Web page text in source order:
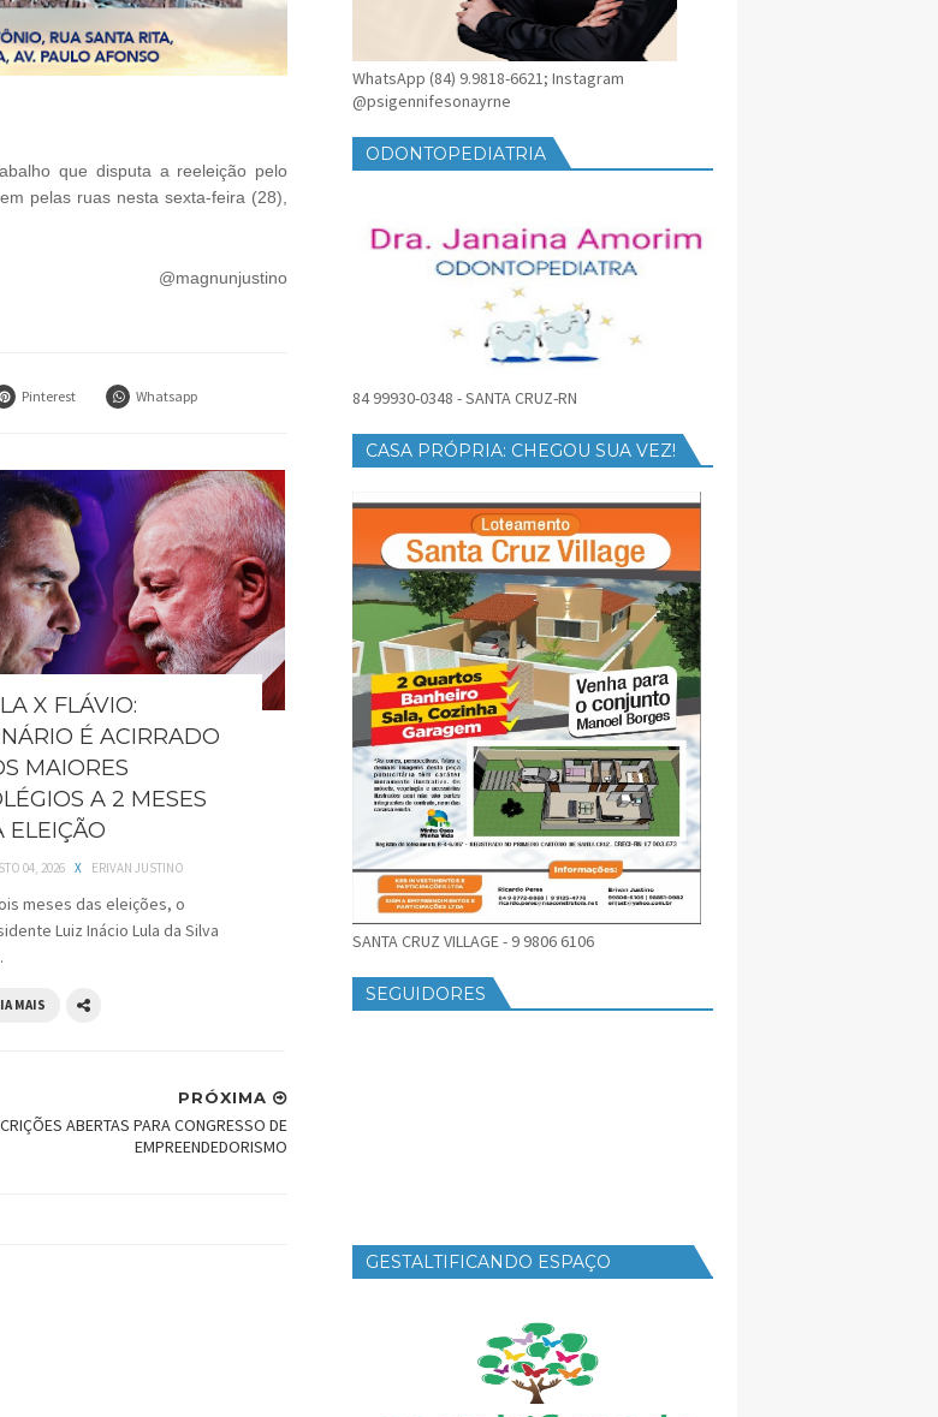
que disputa a reeleição pelo
pelas ruas nesta sexta-feira (28),
@magnunjustino
Pinterest Whatsapp
X FLÁVIO:
É ACIRRADO
MAIORES
A 2 MESES
ELEIÇÃO
04, 2026 X ERIVAN JUSTINO
meses das eleições, o
Luiz Inácio Lula da Silva
MAIS
PRÓXIMA
ABERTAS PARA CONGRESSO DE
EMPREENDEDORISMO
WhatsApp (84) 9.9818-6621; Instagram
@psigennifesonayrne
ODONTOPEDIATRIA
84 99930-0348 - SANTA CRUZ-RN
CASA PRÓPRIA: CHEGOU SUA VEZ!
SANTA CRUZ VILLAGE - 9 9806 6106
SEGUIDORES
GESTALTIFICANDO ESPAÇO